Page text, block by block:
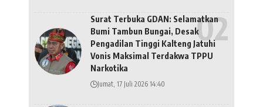
Surat Terbuka GDAN: Selamatkan
Bumi Tambun Bungai, Desak
Pengadilan Tinggi Kalteng Jatuhi
Vonis Maksimal Terdakwa TPPU
Narkotika
Jumat, 17 Juli 2026 14:40